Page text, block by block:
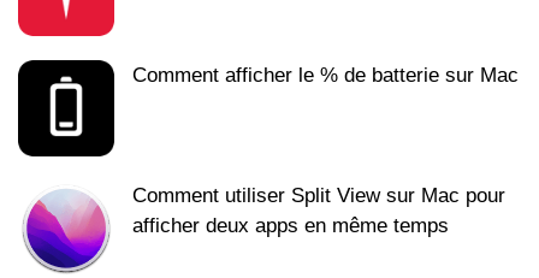
Comment afficher le % de batterie sur Mac
Comment utiliser Split View sur Mac pour
afficher deux apps en même temps